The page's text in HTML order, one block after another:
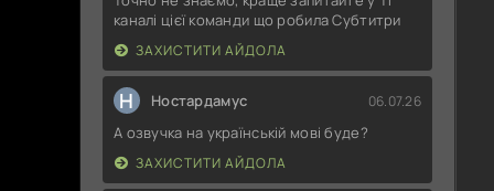
каналі цієї команди що робила Субтитри
ЗАХИСТИТИ АЙДОЛА
Н Ностардамус 06.07.26
А озвучка на українській мові буде?
ЗАХИСТИТИ АЙДОЛА